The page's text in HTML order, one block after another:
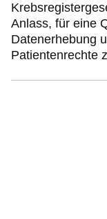
Anlass, für eine
Datenerhebung
Patientenrechte